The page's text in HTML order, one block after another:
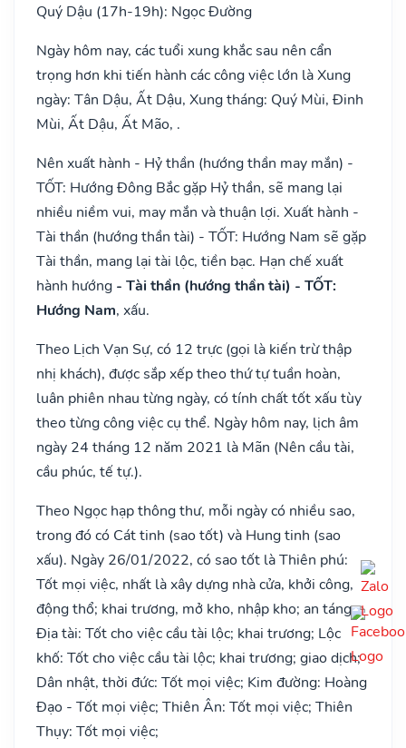
Quý Dậu (17h-19h): Ngọc Đường
Ngày hôm nay, các tuổi xung khắc sau nên cẩn
trọng hơn khi tiến hành các công việc lớn là Xung
ngày: Tân Dậu, Ất Dậu, Xung tháng: Quý Mùi, Đinh
Mùi, Ất Dậu, Ất Mão, .
Nên xuất hành - Hỷ thần (hướng thần may mắn) -
TỐT: Hướng Đông Bắc gặp Hỷ thần, sẽ mang lại
nhiều niềm vui, may mắn và thuận lợi. Xuất hành -
Tài thần (hướng thần tài) - TỐT: Hướng Nam sẽ gặp
Tài thần, mang lại tài lộc, tiền bạc. Hạn chế xuất
hành hướng - Tài thần (hướng thần tài) - TỐT:
Hướng Nam, xấu.
Theo Lịch Vạn Sự, có 12 trực (gọi là kiến trừ thập
nhị khách), được sắp xếp theo thứ tự tuần hoàn,
luân phiên nhau từng ngày, có tính chất tốt xấu tùy
theo từng công việc cụ thể. Ngày hôm nay, lịch âm
ngày 24 tháng 12 năm 2021 là Mãn (Nên cầu tài,
cầu phúc, tế tự.).
Theo Ngọc hạp thông thư, mỗi ngày có nhiều sao,
trong đó có Cát tinh (sao tốt) và Hung tinh (sao
xấu). Ngày 26/01/2022, có sao tốt là Thiên phú:
Tốt mọi việc, nhất là xây dựng nhà cửa, khởi công,
động thổ; khai trương, mở kho, nhập kho; an táng;
Địa tài: Tốt cho việc cầu tài lộc; khai trương; Lộc
khố: Tốt cho việc cầu tài lộc; khai trương; giao dịch;
Dân nhật, thời đức: Tốt mọi việc; Kim đường: Hoàng
Đạo - Tốt mọi việc; Thiên Ân: Tốt mọi việc; Thiên
Thụy: Tốt mọi việc;